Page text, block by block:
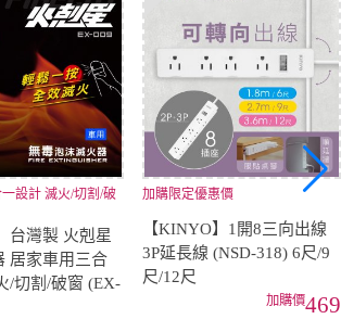
設計 滅火/切割/破
台灣製 火剋星
居家車用三合
/切割/破窗 (EX-
加購限定優惠價
【KINYO】1開8三向出線
3P延長線 (NSD-318) 6尺/9
尺/12尺
469